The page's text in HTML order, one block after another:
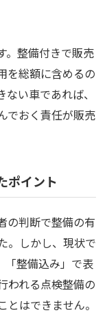
。整備付きで販売
を総額に含めるの
い車であれば、
でおく責任が販売
ポイント
の判断で整備の有
。しかし、現状で
「整備込み」で表
われる点検整備の
はできません。